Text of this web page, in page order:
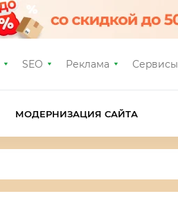
SEO Реклама Сервисы
МОДЕРНИЗАЦИЯ САЙТА